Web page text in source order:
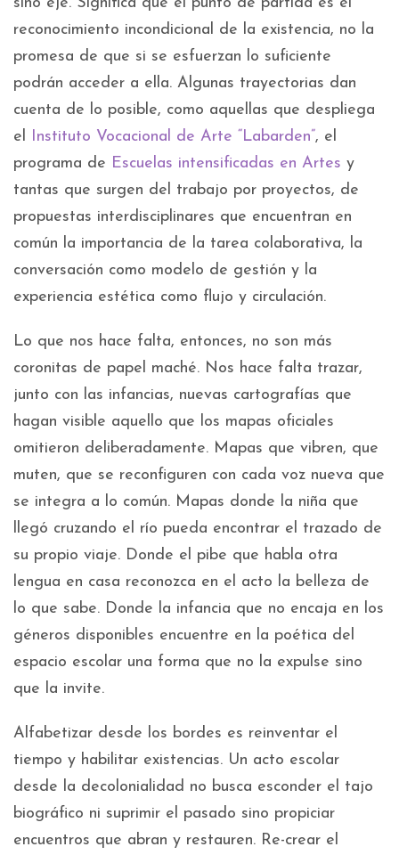
sino eje. Significa que el punto de partida es el
reconocimiento incondicional de la existencia, no la
promesa de que si se esfuerzan lo suficiente
podrán acceder a ella. Algunas trayectorias dan
cuenta de lo posible, como aquellas que despliega
el Instituto Vocacional de Arte “Labarden”, el
programa de Escuelas intensificadas en Artes y
tantas que surgen del trabajo por proyectos, de
propuestas interdisciplinares que encuentran en
común la importancia de la tarea colaborativa, la
conversación como modelo de gestión y la
experiencia estética como flujo y circulación.
Lo que nos hace falta, entonces, no son más
coronitas de papel maché. Nos hace falta trazar,
junto con las infancias, nuevas cartografías que
hagan visible aquello que los mapas oficiales
omitieron deliberadamente. Mapas que vibren, que
muten, que se reconfiguren con cada voz nueva que
se integra a lo común. Mapas donde la niña que
llegó cruzando el río pueda encontrar el trazado de
su propio viaje. Donde el pibe que habla otra
lengua en casa reconozca en el acto la belleza de
lo que sabe. Donde la infancia que no encaja en los
géneros disponibles encuentre en la poética del
espacio escolar una forma que no la expulse sino
que la invite.
Alfabetizar desde los bordes es reinventar el
tiempo y habilitar existencias. Un acto escolar
desde la decolonialidad no busca esconder el tajo
biográfico ni suprimir el pasado sino propiciar
encuentros que abran y restauren. Re-crear el